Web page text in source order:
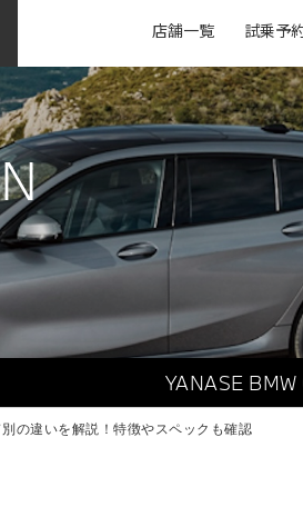
店舗一覧 試乗予
YANASE BMW
の違いを解説！特徴やスペックも確認